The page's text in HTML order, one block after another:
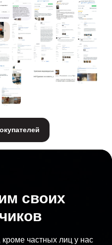
своих
частных лиц у нас